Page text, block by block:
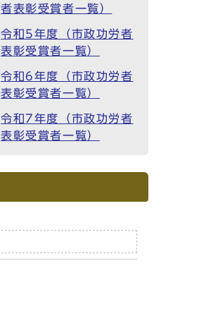
者表彰受賞者一覧）
令和5年度（市政功労者
表彰受賞者一覧）
令和6年度（市政功労者
表彰受賞者一覧）
令和7年度（市政功労者
表彰受賞者一覧）